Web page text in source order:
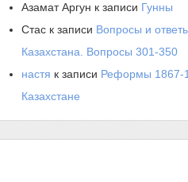
Азамат Аргун к записи Гунны
Стас к записи Вопросы и
Казахстана. Вопросы 301-350
настя к записи Реформы 1867-
Казахстане